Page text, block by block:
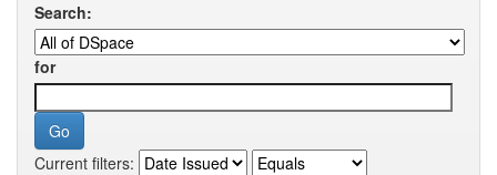
Search:
for
Current filters: